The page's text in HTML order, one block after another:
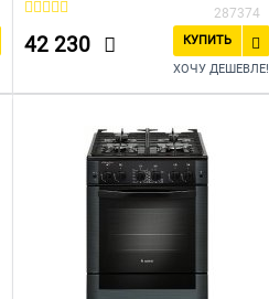
287374
42 230
КУПИТЬ
ХОЧУ ДЕШЕВЛЕ!